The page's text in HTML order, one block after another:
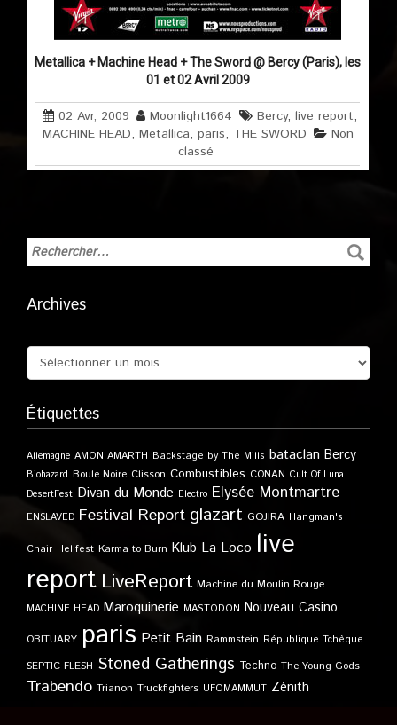
Metallica + Machine Head + The Sword @ Bercy (Paris), les
01 et 02 Avril 2009
02 Avr, 2009 Moonlight1664 Bercy, live report,
MACHINE HEAD, Metallica, paris, THE SWORD
Non
classé
Archives
Étiquettes
Allemagne AMON AMARTH Backstage by The Mills bataclan Bercy
Biohazard Boule Noire Clisson Combustibles CONAN Cult Of Luna
DesertFest Divan du Monde Electro Elysée Montmartre
ENSLAVED Festival Report glazart GOJIRA Hangman's
Chair Hellfest Karma to Burn Klub La Loco live
report LiveReport Machine du Moulin Rouge
MACHINE HEAD Maroquinerie MASTODON Nouveau Casino
OBITUARY paris Petit Bain Rammstein République Tchèque
SEPTIC FLESH Stoned Gatherings Techno The Young Gods
Trabendo Trianon Truckfighters UFOMAMMUT Zénith